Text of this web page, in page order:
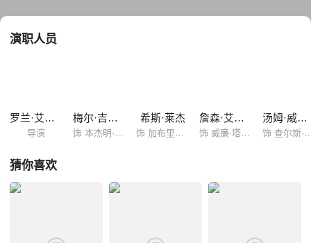
反为了进一步巩固对殖民地的绝对统治，开始采用高压手段剥夺当地人民
演职人员
罗兰·艾默里奇
导演
梅尔·吉布森 希斯·莱杰 詹森·艾萨克 汤姆·威尔金森
猜你喜欢